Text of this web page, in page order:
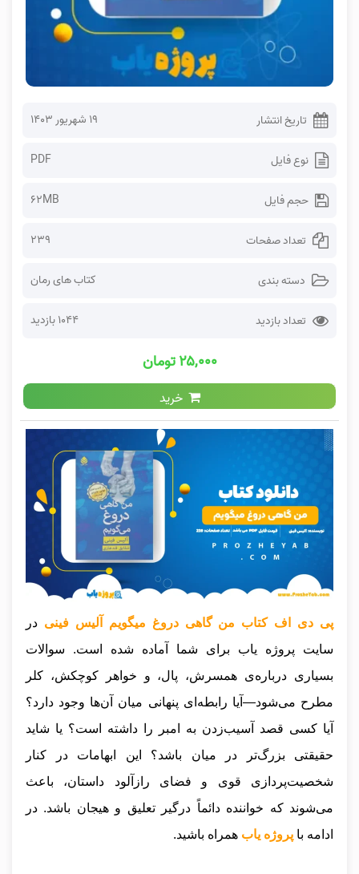
تاریخ انتشار ۱۹ شهریور ۱۴۰۳
نوع فایل PDF
حجم فایل 62MB
تعداد صفحات 239
دسته بندی کتاب های رمان
تعداد بازدید 1044 بازدید
۲۵,۰۰۰ تومان
خرید
پی دی اف کتاب من گاهی دروغ میگویم آلیس فینی در
سایت پروژه یاب برای شما آماده شده است. سوالات
بسیاری درباره‌ی همسرش، پال، و خواهر کوچکش، کلر
مطرح می‌شود—آیا رابطه‌ای پنهانی میان آن‌ها وجود دارد؟
آیا کسی قصد آسیب‌زدن به امبر را داشته است؟ یا شاید
حقیقتی بزرگ‌تر در میان باشد؟ این ابهامات در کنار
شخصیت‌پردازی قوی و فضای رازآلود داستان، باعث
می‌شوند که خواننده دائماً درگیر تعلیق و هیجان باشد. در
ادامه با پروژه یاب همراه باشید.